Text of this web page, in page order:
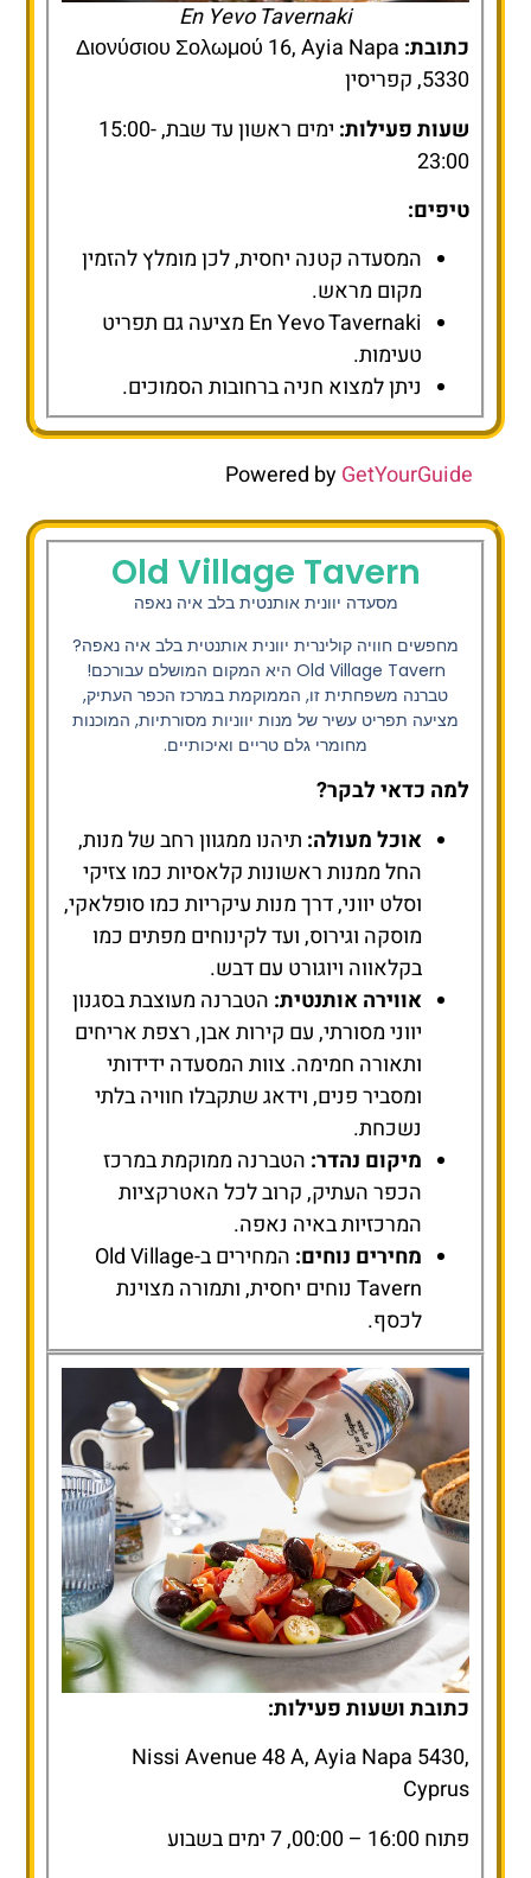
En Yevo Tavernaki
כתובת: Διονύσιου Σολωμού 16, Ayia Napa
5330, קפריסין
שעות פעילות:
ימים ראשון עד שבת, 15:00-
23:00
טיפים:
המסעדה קטנה יחסית, לכן מומלץ להזמין
מקום מראש.
En Yevo Tavernaki מציעה גם תפריט
טעימות.
ניתן למצוא חניה ברחובות הסמוכים.
Powered byGetYourGuide
Old Village Tavern
מסעדה יוונית אותנטית בלב איה נאפה
מחפשים חוויה קולינרית יוונית אותנטית בלב איה נאפה?
Old Village Tavern היא המקום המושלם עבורכם!
טברנה משפחתית זו, הממוקמת במרכז הכפר העתיק,
מציעה תפריט עשיר של מנות יווניות מסורתיות, המוכנות
מחומרי גלם טריים ואיכותיים.
למה כדאי לבקר?
אוכל מעולה: תיהנו ממגוון רחב של מנות,
החל ממנות ראשונות קלאסיות כמו צזיקי
וסלט יווני, דרך מנות עיקריות כמו סופלאקי,
מוסקה וגירוס, ועד לקינוחים מפתים כמו
בקלאווה ויוגורט עם דבש.
אווירה אותנטית: הטברנה מעוצבת בסגנון
יווני מסורתי, עם קירות אבן, רצפת אריחים
ותאורה חמימה. צוות המסעדה ידידותי
ומסביר פנים, וידאג שתקבלו חוויה בלתי
נשכחת.
מיקום נהדר: הטברנה ממוקמת במרכז
הכפר העתיק, קרוב לכל האטרקציות
המרכזיות באיה נאפה.
מחירים נוחים:
המחירים ב-Old Village
Tavern נוחים יחסית, ותמורה מצוינת
לכסף.
כתובת ושעות פעילות:
Nissi Avenue 48 A, Ayia Napa 5430,
Cyprus
פתוח 16:00 – 00:00, 7 ימים בשבוע